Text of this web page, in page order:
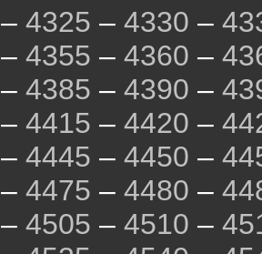
– 4325 – 4330 –
– 4355 – 4360 –
– 4385 – 4390 –
– 4415 – 4420 –
– 4445 – 4450 –
– 4475 – 4480 –
– 4505 – 4510 –